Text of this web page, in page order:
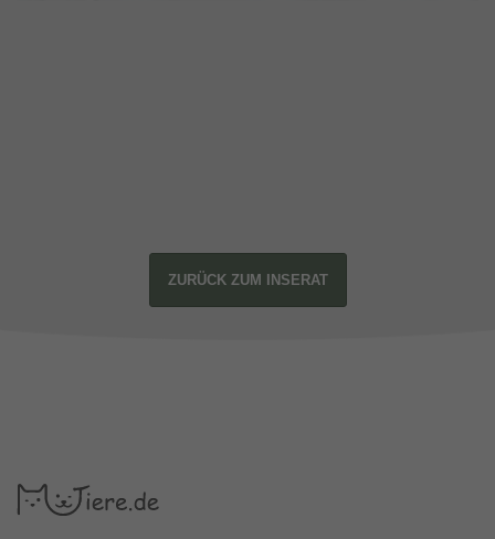
ZURÜCK ZUM INSERAT